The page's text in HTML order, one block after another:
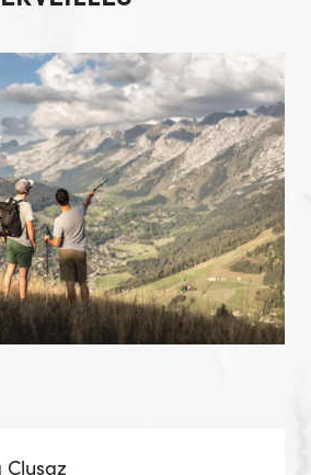
Clusaz